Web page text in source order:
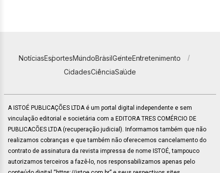
NotíciasEsportesMundoBrasilGenteEntretenimento
CidadesCiênciaSaúde
A ISTOÉ PUBLICAÇÕES LTDA é um portal digital independente e sem
vinculação editorial e societária com a EDITORA TRES COMÉRCIO DE
PUBLICACÕES LTDA (recuperação judicial). Informamos também que não
realizamos cobranças e que também não oferecemos cancelamento do
contrato de assinatura da revista impressa de nome ISTOÉ, tampouco
autorizamos terceiros a fazê-lo, nos responsabilizamos apenas pelo